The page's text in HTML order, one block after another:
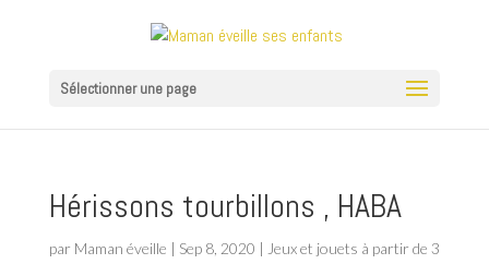
Sélectionner une page
Hérissons tourbillons , HABA
par Maman éveille | Sep 8, 2020 | Jeux et jouets à partir de 3